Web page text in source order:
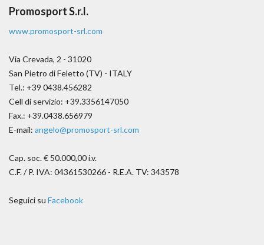
Promosport S.r.l.
www.promosport-srl.com
Via Crevada, 2 - 31020
San Pietro di Feletto (TV) - ITALY
Tel.: +39 0438.456282
Cell di servizio: +39.3356147050
Fax.: +39.0438.656979
E-mail: angelo@promosport-srl.com
Cap. soc. € 50.000,00 i.v.
C.F. / P. IVA: 04361530266 - R.E.A. TV: 343578
Seguici su Facebook